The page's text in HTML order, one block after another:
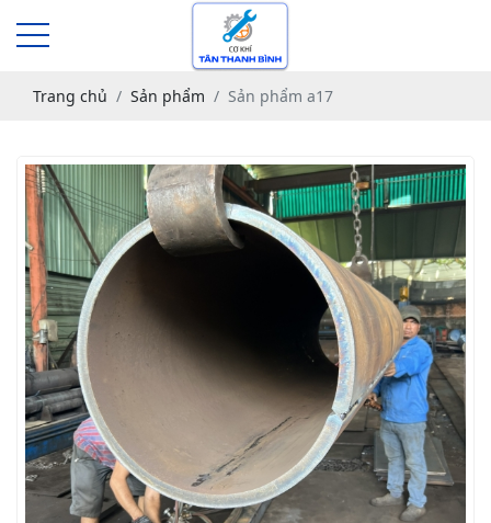
Trang chủ Sản phẩm Sản phẩm a17